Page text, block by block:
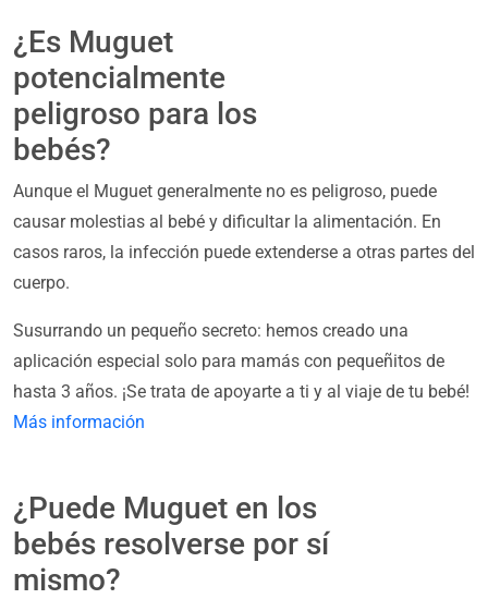
¿Es Muguet
potencialmente
peligroso para los
bebés?
Aunque el Muguet generalmente no es peligroso, puede
causar molestias al bebé y dificultar la alimentación. En
casos raros, la infección puede extenderse a otras partes del
cuerpo.
Susurrando un pequeño secreto: hemos creado una
aplicación especial solo para mamás con pequeñitos de
hasta 3 años. ¡Se trata de apoyarte a ti y al viaje de tu bebé!
Más información
¿Puede Muguet en los
bebés resolverse por sí
mismo?